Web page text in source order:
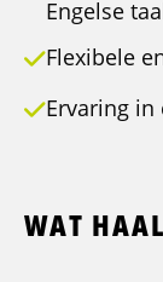
Engelse
Flexibele
Ervaring
WAT